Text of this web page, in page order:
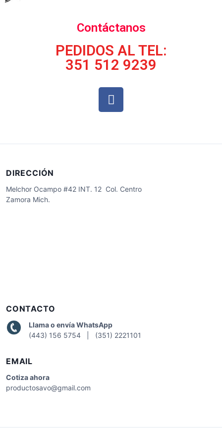
Contáctanos
PEDIDOS AL TEL:
351 512 9239
DIRECCIÓN
Melchor Ocampo #42 INT. 12 Col. Centro
Zamora Mich.
CONTACTO
Llama o envía WhatsApp
(443) 156 5754 | (351) 2221101
EMAIL
Cotizaahora
productosavo@gmail.com